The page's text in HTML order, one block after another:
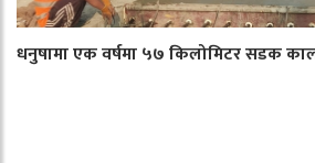
धनुषामा एक वर्षमा ५७ किलोमिटर सडक